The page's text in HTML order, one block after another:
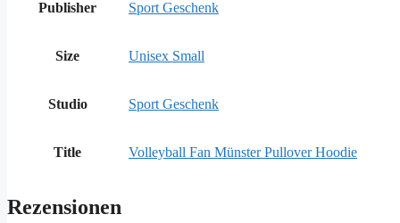
Publisher Sport Geschenk
Size Unisex Small
Studio Sport Geschenk
Title Volleyball Fan Münster Pullover Hoodie
Rezensionen